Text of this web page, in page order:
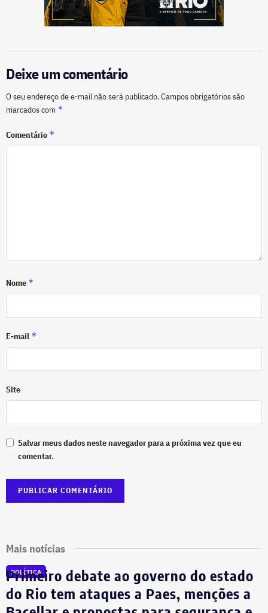
Deixe um comentário
O seu endereço de e-mail não será publicado.Campos obrigatórios são
marcados com *
Comentário *
Nome *
E-mail *
Site
Salvar meus dados neste navegador para a próxima vez que eu
comentar.
Mais notícias
POLÍTICA
Primeiro debate ao governo do estado
do Rio tem ataques a Paes, menções a